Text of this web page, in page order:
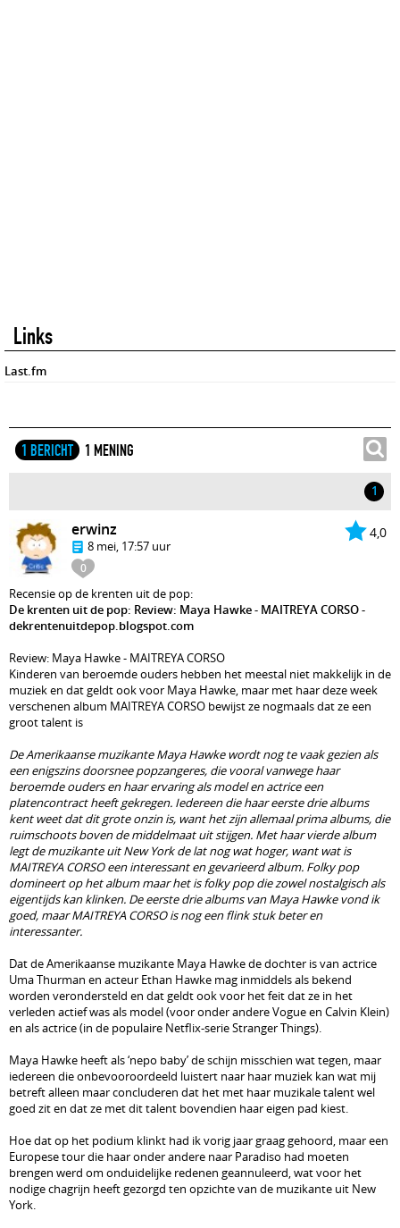
Links
Last.fm
1 BERICHT 1 MENING
1
4,0
0
erwinz
8 mei, 17:57 uur
Recensie op de krenten uit de pop:
De krenten uit de pop: Review: Maya Hawke - MAITREYA CORSO -
dekrentenuitdepop.blogspot.com
Review: Maya Hawke - MAITREYA CORSO
Kinderen van beroemde ouders hebben het meestal niet makkelijk in de
muziek en dat geldt ook voor Maya Hawke, maar met haar deze week
verschenen album MAITREYA CORSO bewijst ze nogmaals dat ze een
groot talent is
De Amerikaanse muzikante Maya Hawke wordt nog te vaak gezien als
een enigszins doorsnee popzangeres, die vooral vanwege haar
beroemde ouders en haar ervaring als model en actrice een
platencontract heeft gekregen. Iedereen die haar eerste drie albums
kent weet dat dit grote onzin is, want het zijn allemaal prima albums, die
ruimschoots boven de middelmaat uit stijgen. Met haar vierde album
legt de muzikante uit New York de lat nog wat hoger, want wat is
MAITREYA CORSO een interessant en gevarieerd album. Folky pop
domineert op het album maar het is folky pop die zowel nostalgisch als
eigentijds kan klinken. De eerste drie albums van Maya Hawke vond ik
goed, maar MAITREYA CORSO is nog een flink stuk beter en
interessanter.
Dat de Amerikaanse muzikante Maya Hawke de dochter is van actrice
Uma Thurman en acteur Ethan Hawke mag inmiddels als bekend
worden verondersteld en dat geldt ook voor het feit dat ze in het
verleden actief was als model (voor onder andere Vogue en Calvin Klein)
en als actrice (in de populaire Netflix-serie Stranger Things).
Maya Hawke heeft als ‘nepo baby’ de schijn misschien wat tegen, maar
iedereen die onbevooroordeeld luistert naar haar muziek kan wat mij
betreft alleen maar concluderen dat het met haar muzikale talent wel
goed zit en dat ze met dit talent bovendien haar eigen pad kiest.
Hoe dat op het podium klinkt had ik vorig jaar graag gehoord, maar een
Europese tour die haar onder andere naar Paradiso had moeten
brengen werd om onduidelijke redenen geannuleerd, wat voor het
nodige chagrijn heeft gezorgd ten opzichte van de muzikante uit New
York.